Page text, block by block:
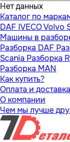
Нет данных
Каталог по
DAF IVECOVolvo
Машины в
Разборка DAF
Scania Разборка
Разборка MAN
Как купить?
Оплата и доставка
О компании
Чем мы лучше